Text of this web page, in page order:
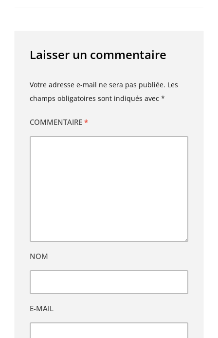
Laisser un commentaire
Votre adresse e-mail ne sera pas publiée. Les
champs obligatoires sont indiqués avec *
COMMENTAIRE *
NOM
E-MAIL